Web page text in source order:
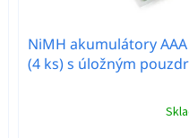
NiMH akumulátory
(4 ks) s úložným